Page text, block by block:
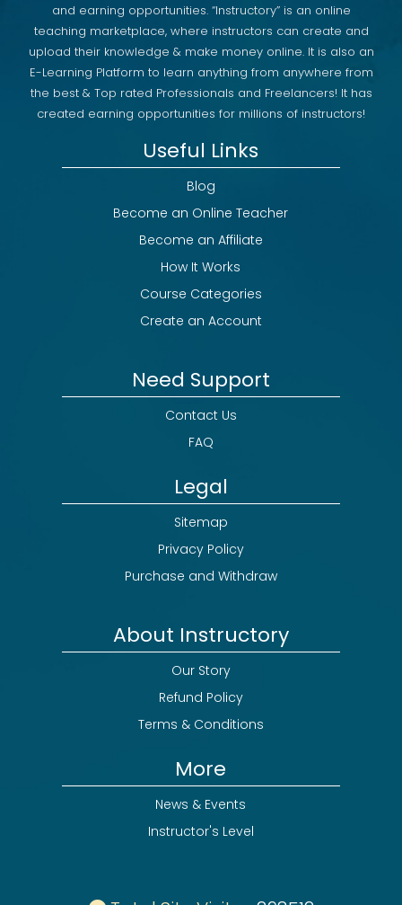
and earning opportunities. “Instructory” is an online
teaching marketplace, where instructors can create and
upload their knowledge & make money online. It is also an
E-Learning Platform to learn anything from anywhere from
the best & Top rated Professionals and Freelancers! It has
created earning opportunities for millions of instructors!
Useful Links
Blog
Become an Online Teacher
Become an Affiliate
How It Works
Course Categories
Create an Account
Need Support
Contact Us
FAQ
Legal
Sitemap
Privacy Policy
Purchase and Withdraw
About Instructory
Our Story
Refund Policy
Terms & Conditions
More
News & Events
Instructor's Level